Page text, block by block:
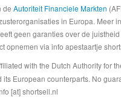
de Autoriteit Financiele Markten
in Europa.
geen garanties over de
opnemen via info apestaartje
with the Dutch Authority for
European counterparts. No
[at] shortsell.nl